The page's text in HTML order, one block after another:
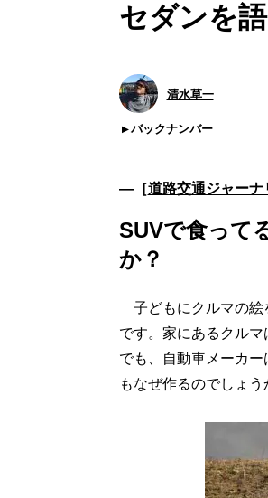
セダンを
清水草一
バックナンバー
―［道路交通ジャーナ
SUVで食って
か？
子どもにクルマの絵
です。家にあるクル
でも、自動車メーカ
もなぜ作るのでしょう